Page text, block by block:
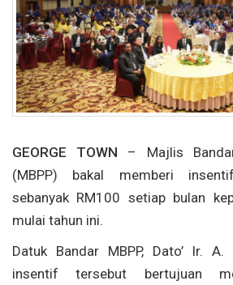
GEORGE TOWN – Majlis
(MBPP) bakal memberi
sebanyak RM100 setiap bulan
mulai tahun ini.
Datuk Bandar MBPP, Dato’ Ir. A.
insentif tersebut bertujuan